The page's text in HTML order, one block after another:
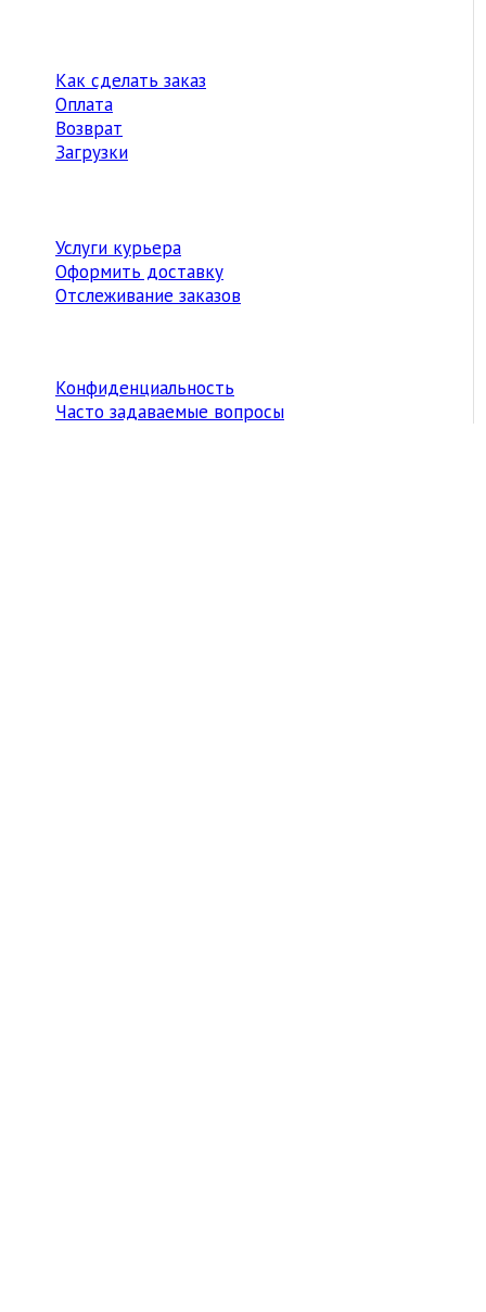
Как сделать заказ
Оплата
Возврат
Загрузки
Услуги курьера
Оформить доставку
Отслеживание заказов
Конфиденциальность
Часто задаваемые вопросы